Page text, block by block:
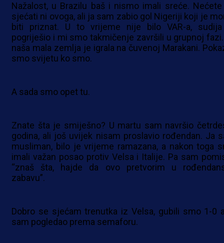
Nažalost, u Brazilu baš i nismo imali sreće.
sjećati ni ovoga, ali ja sam zabio gol Nigeriji koji je
biti priznat. U to vrijeme nije bilo VAR-a,
pogriješio i mi smo takmičenje završili u grupnoj
naša mala zemlja je igrala na čuvenoj Marakani.
smo svijetu ko smo.
A sada smo opet tu.
Znate šta je smiješno? U martu sam navršio
godina, ali još uvijek nisam proslavio rođendan. Ja
musliman, bilo je vrijeme ramazana, a nakon toga
imali važan posao protiv Velsa i Italije. Pa sam
“znaš šta, hajde da ovo pretvorim u
zabavu”.
Dobro se sjećam trenutka iz Velsa, gubili smo 1-0
sam pogledao prema semaforu.